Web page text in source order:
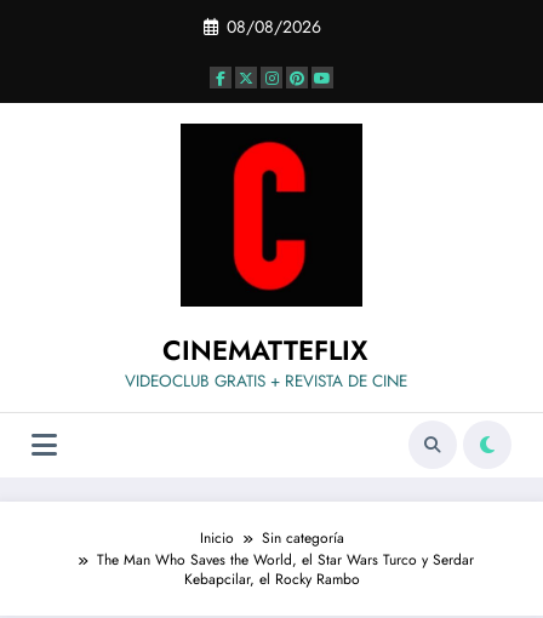
08/08/2026
CINEMATTEFLIX
VIDEOCLUB GRATIS + REVISTA DE CINE
Inicio
Sin categoría
The Man Who Saves the World, el Star Wars Turco y Serdar
Kebapcilar, el Rocky Rambo